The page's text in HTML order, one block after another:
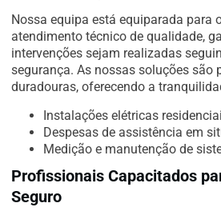
Nossa equipa está equiparada para
atendimento técnico de qualidade,
intervenções sejam realizadas
segurança. As nossas soluções são
duradouras, oferecendo a
Instalações elétricas
Despesas de assistência em
Medição e manutenção de
Profissionais Capacitados
Seguro